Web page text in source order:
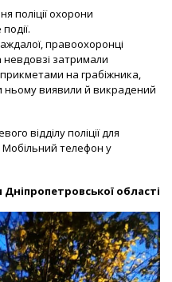
поліції охорони
правоохоронці
затримали
на грабіжника,
ньому виявили й викрадений
відділу поліції для
Мобільний телефон у
Дніпропетровської області